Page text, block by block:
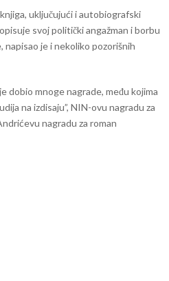
uključujući i autobiografski
svoj politički angažman i borbu
napisao je i nekoliko pozorišnih
dobio mnoge nagrade, među kojima
na izdisaju”, NIN-ovu nagradu za
nagradu za roman